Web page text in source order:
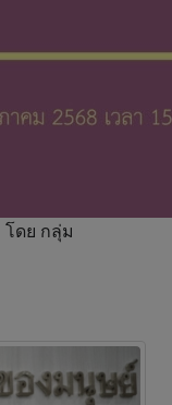
โดย กลุ่ม